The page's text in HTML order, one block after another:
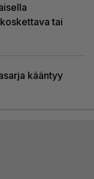
tai
kääntyy